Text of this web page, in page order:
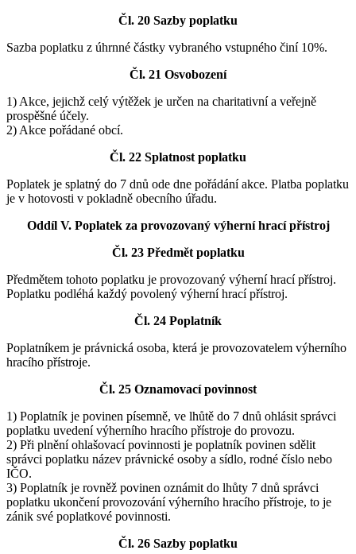
Čl. 20 Sazby poplatku
Sazba poplatku z úhrnné částky vybraného vstupného činí 10%.
Čl. 21 Osvobození
1) Akce, jejichž celý výtěžek je určen na charitativní a veřejně
prospěšné účely.
2) Akce pořádané obcí.
Čl. 22 Splatnost poplatku
Poplatek je splatný do 7 dnů ode dne pořádání akce. Platba poplatku
je v hotovosti v pokladně obecního úřadu.
Oddíl V. Poplatek za provozovaný výherní hrací přístroj
Čl. 23 Předmět poplatku
Předmětem tohoto poplatku je provozovaný výherní hrací přístroj.
Poplatku podléhá každý povolený výherní hrací přístroj.
Čl. 24 Poplatník
Poplatníkem je právnická osoba, která je provozovatelem výherního
hracího přístroje.
Čl. 25 Oznamovací povinnost
1) Poplatník je povinen písemně, ve lhůtě do 7 dnů ohlásit správci
poplatku uvedení výherního hracího přístroje do provozu.
2) Při plnění ohlašovací povinnosti je poplatník povinen sdělit
správci poplatku název právnické osoby a sídlo, rodné číslo nebo
IČO.
3) Poplatník je rovněž povinen oznámit do lhůty 7 dnů správci
poplatku ukončení provozování výherního hracího přístroje, to je
zánik své poplatkové povinnosti.
Čl. 26 Sazby poplatku